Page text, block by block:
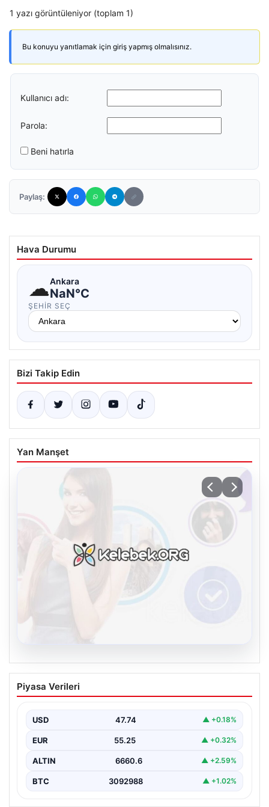
1 yazı görüntüleniyor (toplam 1)
Bu konuyu yanıtlamak için giriş yapmış olmalısınız.
Kullanıcı adı:
Parola:
Beni hatırla
Paylaş:
Hava Durumu
☁Ankara
NaN°C
ŞEHIR SEÇ
Bizi Takip Edin
Yan Manşet
Kelebek sohbet platformu İle Çevrim içi
İletişimin Seviyeli Adresi Ve Muhabbet
İnternet dünyasında kullanıcıların güvenli bir tarzda
birçok…
Piyasa Verileri
USD 47.74 ▲ +0.18%
EUR 55.25 ▲ +0.32%
ALTIN 6660.6 ▲ +2.59%
BTC 3092988 ▲ +1.02%